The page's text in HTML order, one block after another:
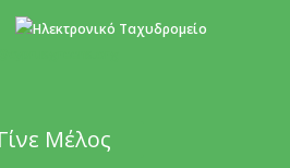
Γίνε Μέλος